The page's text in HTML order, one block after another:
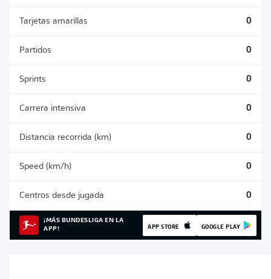
Tarjetas amarillas 0
Partidos 0
Sprints 0
Carrera intensiva 0
Distancia recorrida (km) 0
Speed (km/h) 0
Centros desde jugada 0
¡MÁS BUNDESLIGA EN LA
APP!
APP STORE GOOGLE PLAY